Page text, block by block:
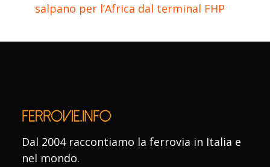
salpano per l’Africa dal terminal FHP
Dal 2004 raccontiamo la ferrovia in Italia e
nel mondo.